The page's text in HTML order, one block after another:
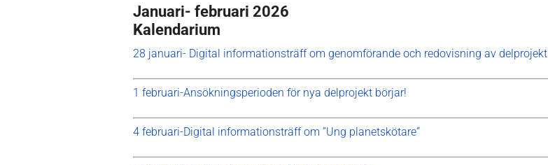
Januari- februari 2026
Kalendarium
28 januari- Digital informationsträff om genomförande och redovisning av delprojekt
1 februari-Ansökningsperioden för nya delprojekt börjar!
4 februari-Digital informationsträff om ”Ung planetskötare”